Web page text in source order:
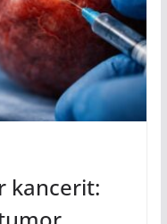
kancerit: